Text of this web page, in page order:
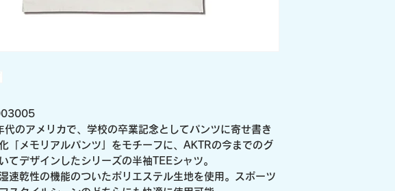
のアメリカで、学校の卒業記念としてパンツに寄せ書き
「メモリアルパンツ」をモチーフに、AKTRの今までのグ
てデザインしたシリーズの半袖TEEシャツ。
速乾性の機能のついたポリエステル生地を使用。スポーツ